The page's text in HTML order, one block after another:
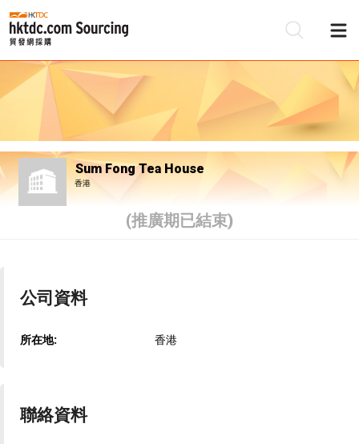
Sum Fong Tea House
香港
(推廣期已結束)
公司資料
所在地: 香港
聯絡資料